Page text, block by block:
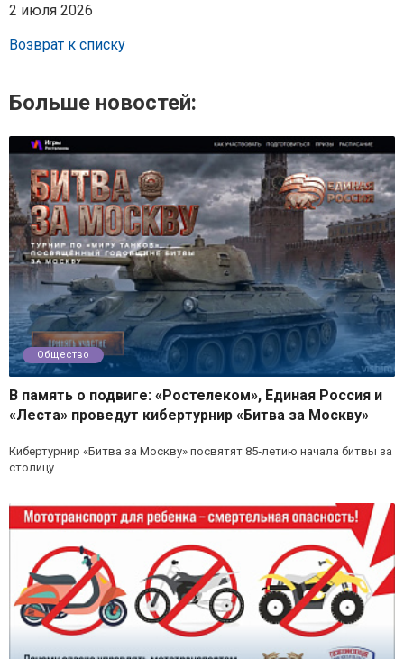
2 июля 2026
Возврат к списку
Больше новостей:
Общество
В память о подвиге: «Ростелеком», Единая Россия и
«Леста» проведут кибертурнир «Битва за Москву»
Кибертурнир «Битва за Москву» посвятят 85‑летию начала битвы за
столицу